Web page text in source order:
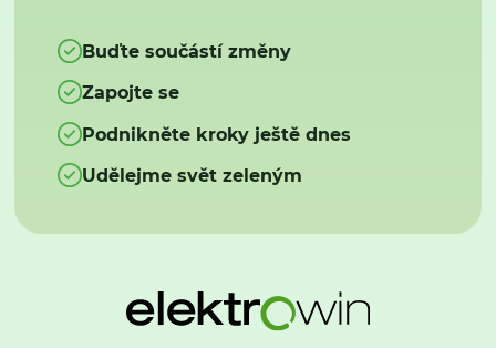
Buďte součástí změny
Zapojte se
Podnikněte kroky ještě dnes
Udělejme svět zeleným